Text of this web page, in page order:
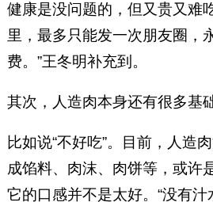
健康是没问题的，但又贵又难
里，最多只能发一次朋友圈，
费。”王冬明补充到。
其次，人造肉本身还有很多基
比如说“不好吃”。目前，人造
成馅料、肉沫、肉饼等，或许
它的口感并不是太好。“没有汁